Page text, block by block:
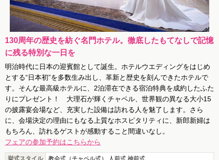
130周年の歴史を紡ぐ名門ホテル。徹底したもてなしで記憶
に残る特別な一日を
明治時代に日本の迎賓館として誕生。ホテルウエディングをはじめ
とする“日本初”を多数生み出し、革新と歴史を刻んできたホテルで
す。そんな最高級ホテルに、2泊滞在できる宿泊特典を成約したふた
りにプレゼント！ 大理石が輝くチャペル、世界観の異なる大小15
の披露宴会場など、充実した設備は訪れる人を魅了します。さら
に、会場決定の理由にもなる上質なホスピタリティに、新郎新婦は
もちろん、訪れるゲストが感動すること間違いなし。
フェアの参加予約はこちらから
挙式スタイル
教会式（チャペル式） 人前式 神前式